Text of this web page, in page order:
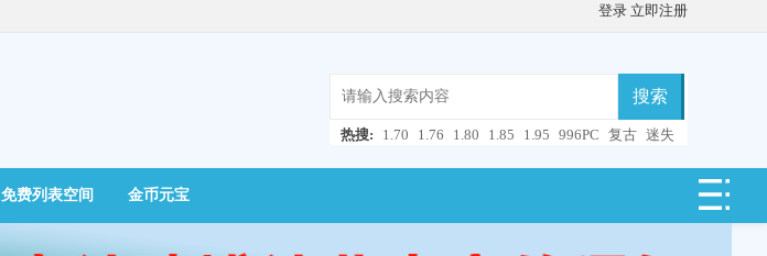
登录 立即注册
搜索
热搜: 1.70 1.76 1.80 1.85 1.95 996PC 复古 迷失
免费列表空间 金币元宝